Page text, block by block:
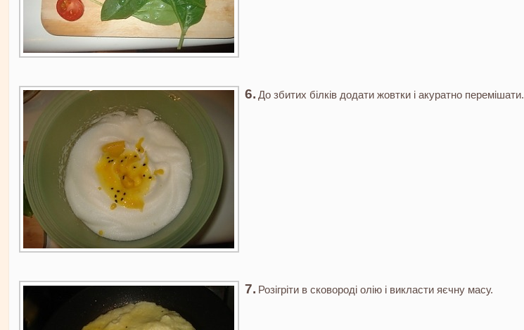
До збитих білків додати жовтки і акуратно перемішати.
Розігріти в сковороді олію і викласти яєчну масу.